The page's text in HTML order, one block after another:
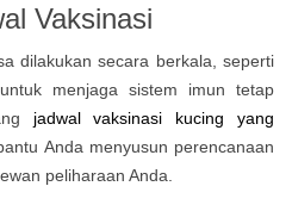
Vaksinasi
dilakukan secara berkala, seperti
menjaga sistem imun tetap
jadwal vaksinasi kucing yang
Anda menyusun perencanaan
peliharaan Anda.